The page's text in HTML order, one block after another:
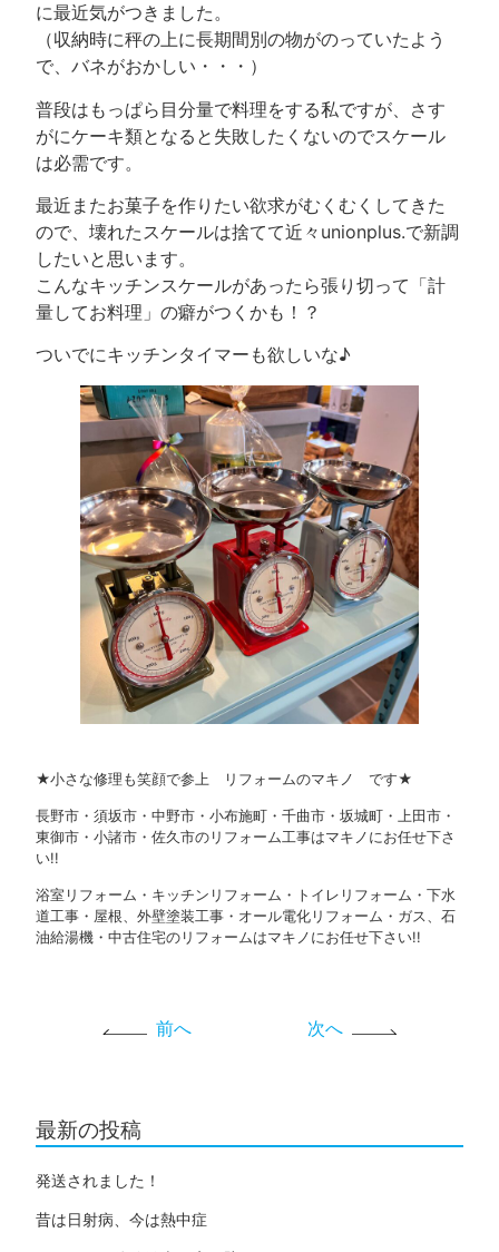
に最近気がつきました。
（収納時に秤の上に長期間別の物がのっていたよう
で、バネがおかしい・・・）
普段はもっぱら目分量で料理をする私ですが、さす
がにケーキ類となると失敗したくないのでスケール
は必需です。
最近またお菓子を作りたい欲求がむくむくしてきた
ので、壊れたスケールは捨てて近々unionplus.で新調
したいと思います。
こんなキッチンスケールがあったら張り切って「計
量してお料理」の癖がつくかも！？
ついでにキッチンタイマーも欲しいな♪
★小さな修理も笑顔で参上 リフォームのマキノ です★
長野市・須坂市・中野市・小布施町・千曲市・坂城町・上田市・
東御市・小諸市・佐久市のリフォーム工事はマキノにお任せ下さ
い!!
浴室リフォーム・キッチンリフォーム・トイレリフォーム・下水
道工事・屋根、外壁塗装工事・オール電化リフォーム・ガス、石
油給湯機・中古住宅のリフォームはマキノにお任せ下さい!!
前へ 次へ
最新の投稿
発送されました！
昔は日射病、今は熱中症